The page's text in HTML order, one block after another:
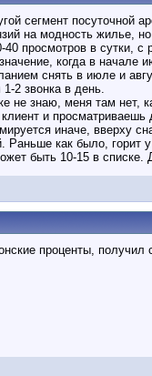
сегмент посуточной
на модность жилье,
просмотров в сутки, с
когда в начале
снять в июле и
2 звонка в день.
не знаю, меня там нет,
и
иначе, вверху
Раньше как было, горит
быть 10-15 в
проценты, получил